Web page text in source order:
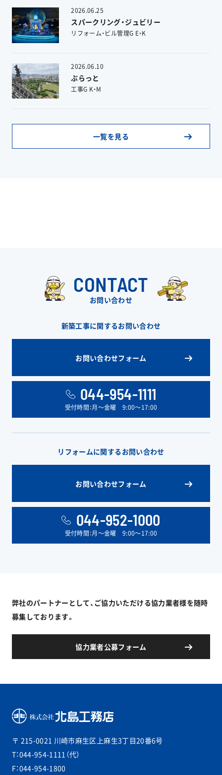
2026.06.25
スパークリング・ジュビリー
リフォーム・ビル管理G E・K
2026.06.10
ぶらっと
工事G K・M
一覧を見る
CONTACT
お問い合わせ
新築工事に関するお問い合わせ
お問い合わせフォーム
044-954-1111
受付時間：月〜金曜 9:00〜17:00
リフォームに関するお問い合わせ
お問い合わせフォーム
044-952-1000
受付時間：月〜金曜 9:00〜17:00
弊社のパートナーとして、ご協力いただける協力業者様を随時
募集しております。
協力業者公募フォーム
〒 215-0021 川崎市麻生区上麻生3丁目20番6号
T：044-954-1111（代）
F：044-954-1800